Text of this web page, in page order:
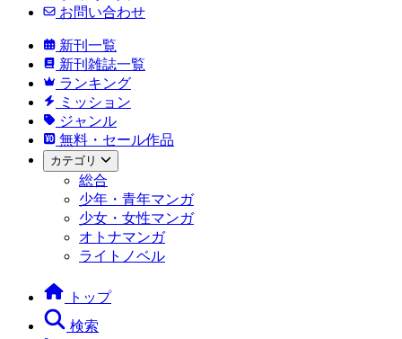
お問い合わせ
新刊一覧
新刊雑誌一覧
ランキング
ミッション
ジャンル
無料・セール作品
カテゴリ
総合
少年・青年マンガ
少女・女性マンガ
オトナマンガ
ライトノベル
トップ
検索